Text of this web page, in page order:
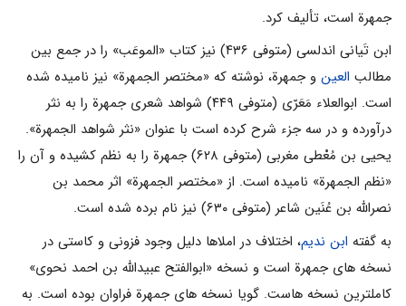
جمهرة است، تألیف کرد.
ابن تَیانی اندلسی (متوفی ۴۳۶) نیز کتاب «الموعَب» را در جمع بین
مطالب العین و جمهرة، نوشته که «مختصر الجمهرة» نیز نامیده شده
است. ابوالعلاء مَعَرّی (متوفی ۴۴۹) شواهد شعری جمهرة را به نثر
درآورده و در سه جزء شرح کرده است با عنوان «نثر شواهد الجمهرة».
یحیی بن مُعْطی مغربی (متوفی ۶۲۸) جمهرة را به نظم کشیده و آن را
«نظم الجمهرة» نامیده است. از «مختصر الجمهرة» اثر محمد بن
نصراللّه بن عُنَین شاعر (متوفی ۶۳۰) نیز نام برده شده است.
به گفته ابن ندیم، اختلاف در املاها دلیل وجود فزونی و کاستی در
نسخه های جمهرة است و نسخه «ابوالفتح عبیداللّه بن احمد نحوی»
کاملترین نسخه هاست. گویا نسخه های جمهرة فراوان بوده است. به